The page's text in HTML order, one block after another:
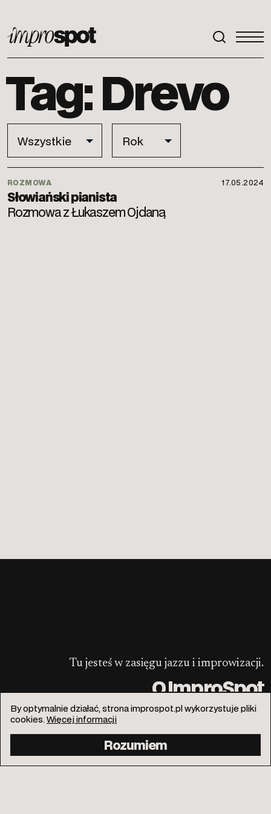
ImproSpot
Tag: Drevo
Słowiański pianista
Rozmowa z Łukaszem Ojdaną
ROZMOWA 17.05.2024
Tu jesteś w zasięgu jazzu i improwizacji.
O ImproSpot
info@improspot.pl
By optymalnie działać, strona improspot.pl wykorzystuje pliki
cookies.Więcej informacji
Rozumiem